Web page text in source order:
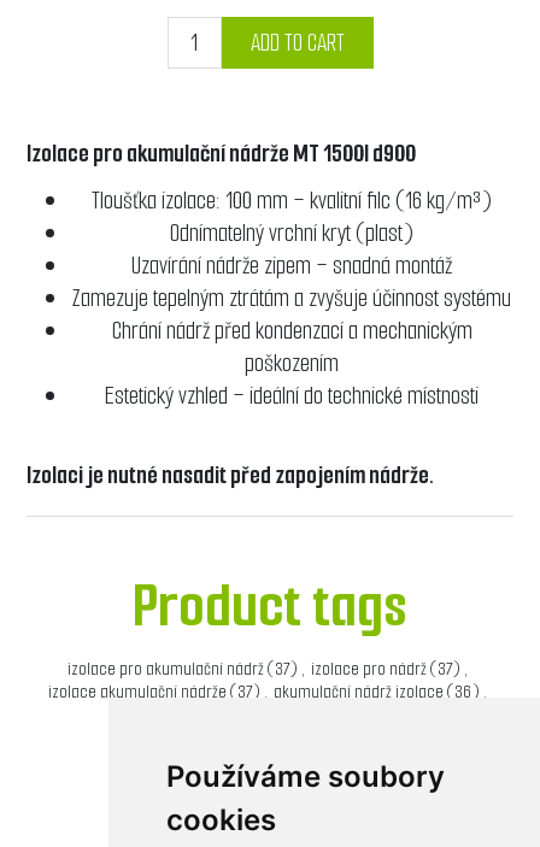
Používáme soubory
cookies
ADD TO CART
Izolace pro akumulační nádrže MT 1500l d900
Tloušťka izolace: 100 mm – kvalitní filc (16 kg/m³)
Odnímatelný vrchní kryt (plast)
Uzavírání nádrže zipem – snadná montáž
Zamezuje tepelným ztrátám a zvyšuje účinnost systému
Chrání nádrž před kondenzací a mechanickým
poškozením
Estetický vzhled – ideální do technické místnosti
Izolaci je nutné nasadit před zapojením nádrže.
Product tags
izolace pro akumulační nádrž(37) , izolace pro nádrž(37) ,
izolace akumulační nádrže (37) , akumulační nádrž izolace (36) ,